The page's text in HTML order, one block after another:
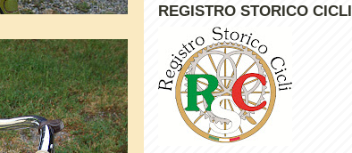
REGISTRO STORICO CICLI